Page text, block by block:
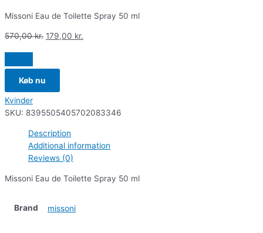
Missoni Eau de Toilette Spray 50 ml
570,00kr. 179,00 kr.
Køb nu
Kvinder
SKU: 8395505405702083346
Description
Additional information
Reviews (0)
Missoni Eau de Toilette Spray 50 ml
Brand missoni